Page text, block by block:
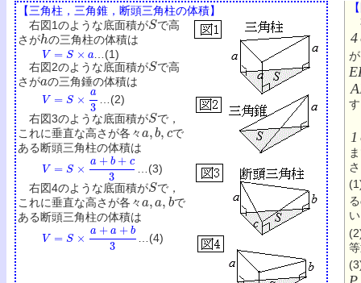
【三角柱，三角錐，断頭三角柱の体積】
右図1のような底面積がSで高
さがhの三角柱の体積は
V= S×a
…(1)
右図2のような底面積がSで高
さがaの三角錘の体積は
V= ×a
…(2)
右図3のような底面積がSで，
これに垂直な高さが各々a ,b ,c で
ある断頭三角柱の体積は
V= ×a +c3
…(3)
右図4のような底面積がSで，
これに垂直な高さが各々a ,a ,bで
ある断頭三角柱の体積は
V= ×a +b3 …(4)
4
が
1